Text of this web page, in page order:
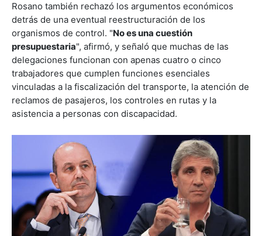
Rosano también rechazó los argumentos económicos
detrás de una eventual reestructuración de los
organismos de control. "No es una cuestión
presupuestaria", afirmó, y señaló que muchas de las
delegaciones funcionan con apenas cuatro o cinco
trabajadores que cumplen funciones esenciales
vinculadas a la fiscalización del transporte, la atención de
reclamos de pasajeros, los controles en rutas y la
asistencia a personas con discapacidad.